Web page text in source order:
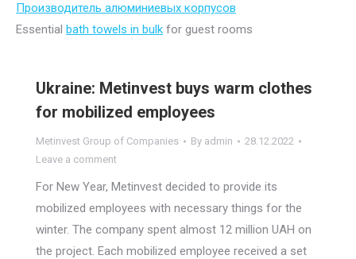
Производитель алюминиевых корпусов
Essential bath towels in bulk for guest rooms
Ukraine: Metinvest buys warm clothes
for mobilized employees
Metinvest Group of Companies By admin
28.12.2022
Leave a comment
For New Year, Metinvest decided to provide its
mobilized employees with necessary things for the
winter. The company spent almost 12 million UAH on
the project. Each mobilized employee received a set